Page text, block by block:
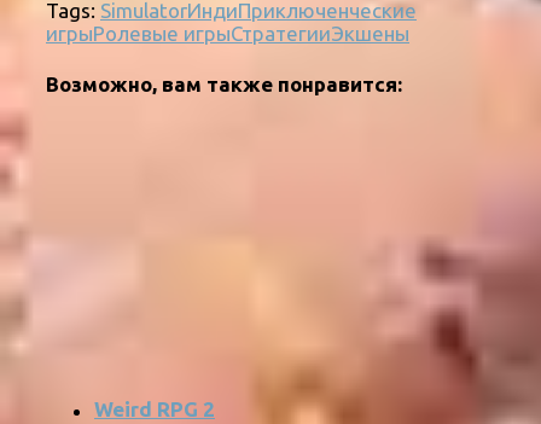
Tags: SimulatorИндиПриключенческие
игрыРолевые игрыСтратегииЭкшены
Возможно, вам также понравится:
Weird RPG 2